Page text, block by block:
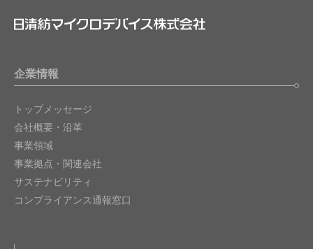
企業情報
トップメッセージ
会社概要・沿革
事業領域
事業拠点・関連会社
サステナビリティ
コンプライアンス通報窓口